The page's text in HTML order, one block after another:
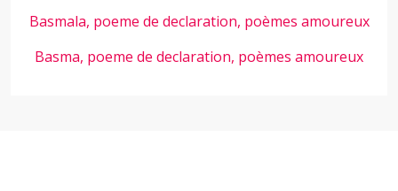
Basmala, poeme de declaration, poèmes amoureux
Basma, poeme de declaration, poèmes amoureux